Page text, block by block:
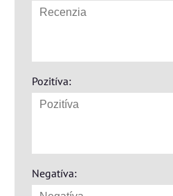
Pozitíva:
Negatíva: